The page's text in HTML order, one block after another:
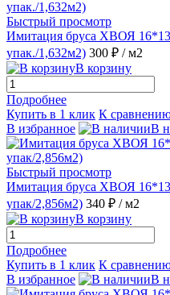
Быстрый просмотр
Имитация бруса ХВОЯ
упак./1,632м2) 300 ₽ / м2
В корзину
Подробнее
Купить в 1 клик К
В избранное
В
Быстрый просмотр
Имитация бруса ХВОЯ
упак/2,856м2) 340 ₽ / м2
В корзину
Подробнее
Купить в 1 клик К
В избранное
В